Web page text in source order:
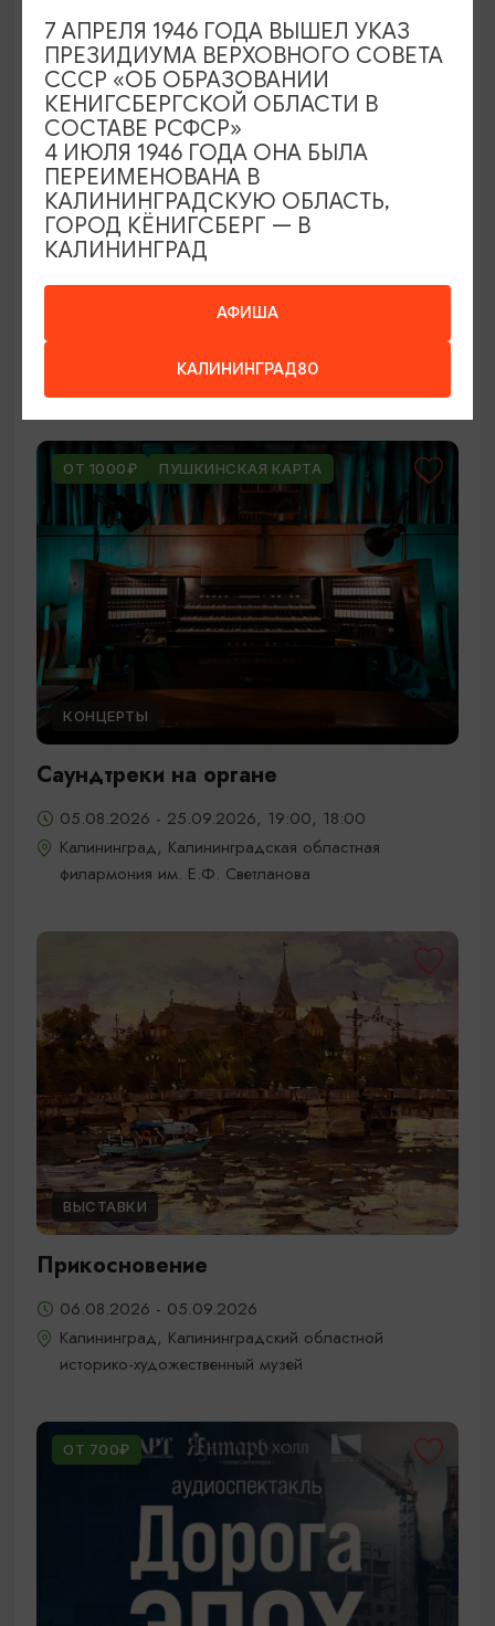
ВЫСТАВКИ
Оставленный багаж
Светлогорск, Арт-пространство «Янтарь-холл»
ОТ 1000₽ ПУШКИНСКАЯ КАРТА
КОНЦЕРТЫ
Саундтреки на органе
05.08.2026 - 25.09.2026, 19:00, 18:00
Калининград, Калининградская областная
филармония им. Е.Ф. Светланова
ВЫСТАВКИ
Прикосновение
06.08.2026 - 05.09.2026
Калининград, Калининградский областной
историко-художественный музей
ОТ 700₽
АФИША
КАЛИНИНГРАД80
7 АПРЕЛЯ 1946 ГОДА ВЫШЕЛ УКАЗ
ПРЕЗИДИУМА ВЕРХОВНОГО СОВЕТА
СССР «ОБ ОБРАЗОВАНИИ
КЕНИГСБЕРГСКОЙ ОБЛАСТИ В
СОСТАВЕ РСФСР»
4 ИЮЛЯ 1946 ГОДА ОНА БЫЛА
ПЕРЕИМЕНОВАНА В
КАЛИНИНГРАДСКУЮ ОБЛАСТЬ,
ГОРОД КЁНИГСБЕРГ — В
КАЛИНИНГРАД